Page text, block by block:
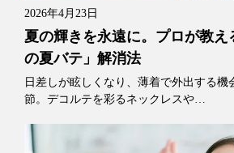
2026年4月23日
夏の輝きを永遠に。プロが教え
の夏バテ」解消法
日差しが眩しくなり、薄着で外出する機
節。デコルテを彩るネックレスや…